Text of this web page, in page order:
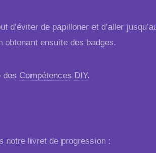
d’éviter de papilloner et d’aller
ensuite des badges.
des Compétences DIY.
notre livret de progression :